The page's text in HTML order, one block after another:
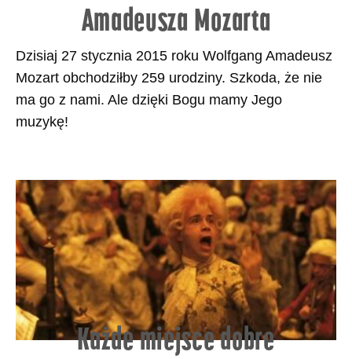
Amadeusza Mozarta
Dzisiaj 27 stycznia 2015 roku Wolfgang Amadeusz
Mozart obchodziłby 259 urodziny. Szkoda, że nie
ma go z nami. Ale dzięki Bogu mamy Jego
muzykę!
Każde miejsce dobre